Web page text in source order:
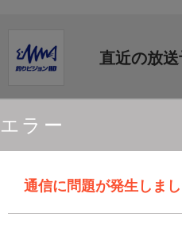
エラー
通信に問題が発生しま
直近の放